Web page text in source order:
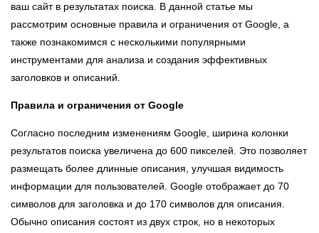
ваш сайт в результатах поиска. В данной статье мы
рассмотрим основные правила и ограничения от Google, а
также познакомимся с несколькими популярными
инструментами для анализа и создания эффективных
заголовков и описаний.
Правила и ограничения от Google
Согласно последним изменениям Google, ширина колонки
результатов поиска увеличена до 600 пикселей. Это позволяет
размещать более длинные описания, улучшая видимость
информации для пользователей. Google отображает до 70
символов для заголовка и до 170 символов для описания.
Обычно описания состоят из двух строк, но в некоторых